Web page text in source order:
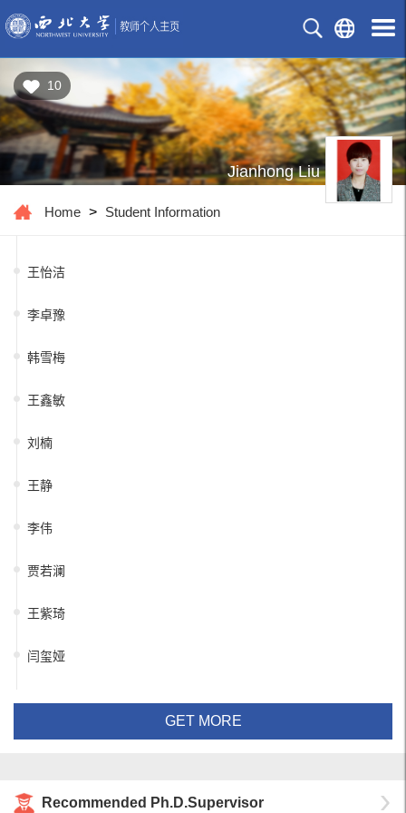
10
Jianhong Liu
Home > Student Information
王怡洁
李卓豫
韩雪梅
王鑫敏
刘楠
王静
李伟
贾若澜
王紫琦
闫玺娅
GET MORE
Recommended Ph.D.Supervisor